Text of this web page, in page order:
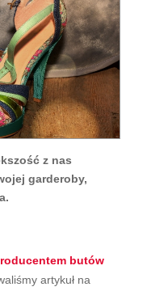
z nas
garderoby,
butów
artykuł na